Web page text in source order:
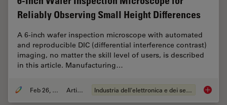
Reliably Observing Small Height Differences
A 6-inch wafer inspection microscope with automated
and reproducible DIC (differential interference contrast)
imaging, no matter the skill level of users, is described
in this article. Manufacturing…
Feb 26, 2026 Articolo Industria dell'elettronica e dei semiconduttori 6-Inch